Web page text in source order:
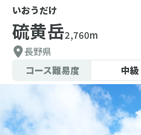
いおうだけ
硫黄岳2,760m
長野県
コース難易度
中